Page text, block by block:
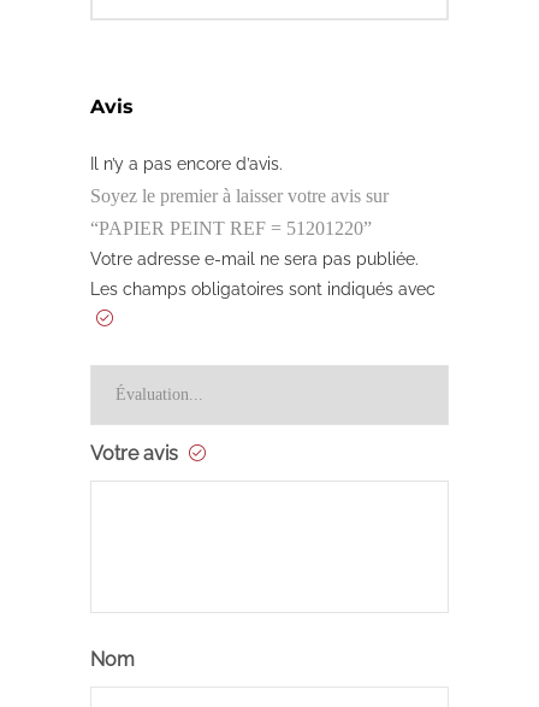
Avis
Il n’y a pas encore d’avis.
Soyez le premier à laisser votre avis sur
“PAPIER PEINT REF = 51201220”
Votre adresse e-mail ne sera pas publiée.
Les champs obligatoires sont indiqués avec
Votre avis
Nom